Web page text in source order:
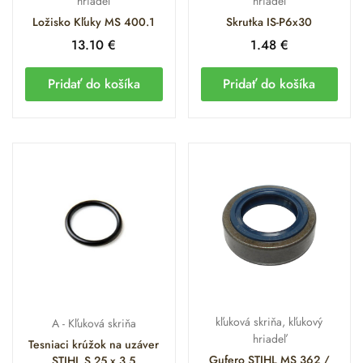
Parameter Hodnota
Kompatibilita
STIHL MS 400.1 C-M (vybrané diely aj
MS 362 / 500i)
Kovaná a tepelne zušľachtená oceľ
Tesniace
Olejuvzdorný a palivovzdorný elastomér
Ložisko Kľuky MS 400.1
13.10€
Pridať do košíka
Skrutka IS-P6x30
1.48 €
Pridať do košíka
A - Kľuková skriňa
Tesniaci krúžok na uzáver
kľuková skriňa, kľukový
hriadeľ
Gufero STIHL MS 362 /